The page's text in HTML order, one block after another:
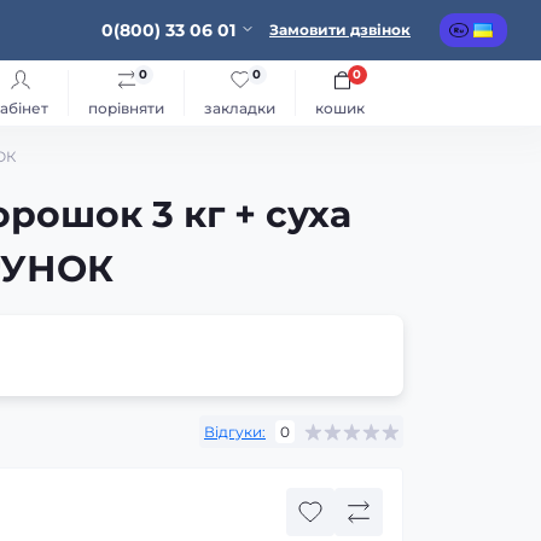
0(800) 33 06 01 Замовити дзвінок
порівняти
0
закладки
0
кошик
0
3 кг + суха
Відгуки: 0